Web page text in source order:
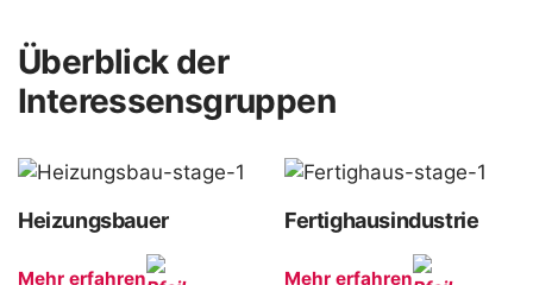
Überblick der
Interessensgruppen
Heizungsbauer
Mehr erfahren
Fertighausindustrie
Mehr erfahren